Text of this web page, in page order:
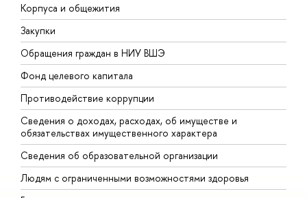
Корпуса и общежития
Закупки
Обращения граждан в НИУ ВШЭ
Фонд целевого капитала
Противодействие коррупции
Сведения о доходах, расходах, об имуществе и
обязательствах имущественного характера
Сведения об образовательной организации
Людям с ограниченными возможностями здоровья